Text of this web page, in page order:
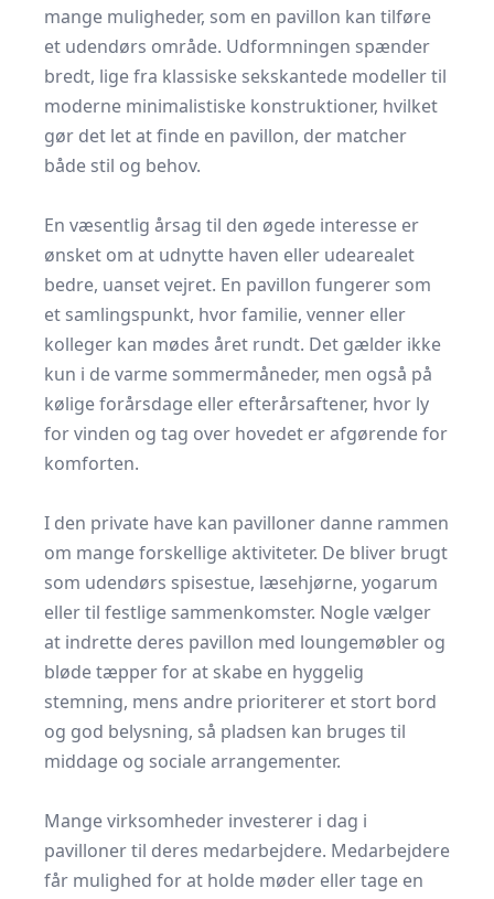
mange muligheder, som en pavillon kan tilføre
et udendørs område. Udformningen spænder
bredt, lige fra klassiske sekskantede modeller til
moderne minimalistiske konstruktioner, hvilket
gør det let at finde en pavillon, der matcher
både stil og behov.
En væsentlig årsag til den øgede interesse er
ønsket om at udnytte haven eller udearealet
bedre, uanset vejret. En pavillon fungerer som
et samlingspunkt, hvor familie, venner eller
kolleger kan mødes året rundt. Det gælder ikke
kun i de varme sommermåneder, men også på
kølige forårsdage eller efterårsaftener, hvor ly
for vinden og tag over hovedet er afgørende for
komforten.
I den private have kan pavilloner danne rammen
om mange forskellige aktiviteter. De bliver brugt
som udendørs spisestue, læsehjørne, yogarum
eller til festlige sammenkomster. Nogle vælger
at indrette deres pavillon med loungemøbler og
bløde tæpper for at skabe en hyggelig
stemning, mens andre prioriterer et stort bord
og god belysning, så pladsen kan bruges til
middage og sociale arrangementer.
Mange virksomheder investerer i dag i
pavilloner til deres medarbejdere. Medarbejdere
får mulighed for at holde møder eller tage en